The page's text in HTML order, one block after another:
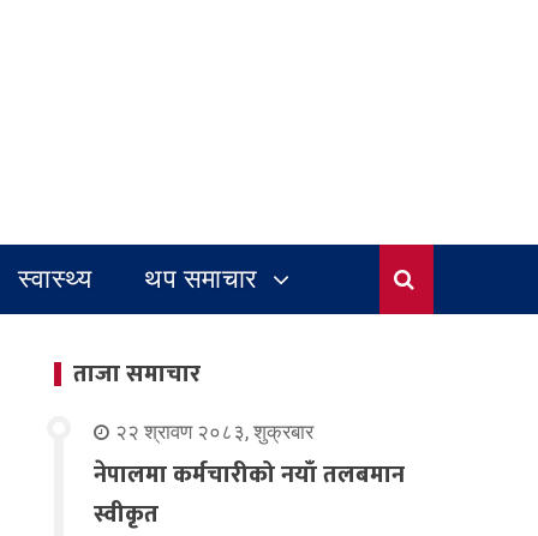
स्वास्थ्य थप समाचार
ताजा समाचार
२२ श्रावण २०८३, शुक्रबार
नेपालमा कर्मचारीको नयाँ तलबमान
स्वीकृत